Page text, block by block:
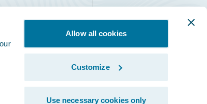
Allow all cookies
Customize
Use necessary cookies only
Facebook
X LinkedIn